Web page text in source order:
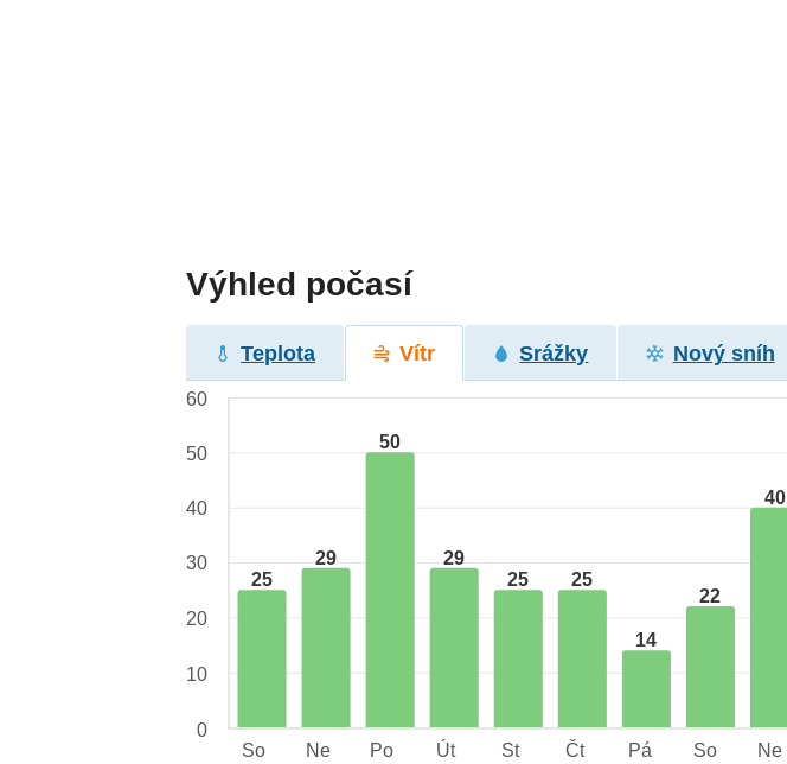
Výhled počasí
Teplota Vítr Srážky Nový sníh
25
29
50
29
25
25
14
22
40
60
50
40
30
20
10
0
So
Ne Po Út St Čt Pá So Ne